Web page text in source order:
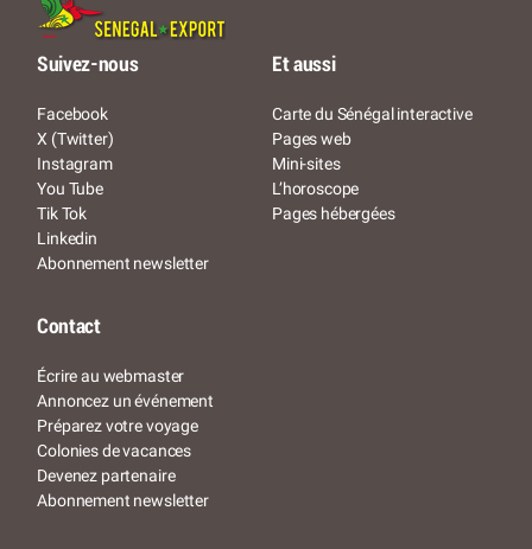
Suivez-nous
Facebook
X (Twitter)
Instagram
You Tube
Tik Tok
Linkedin
Abonnement newsletter
Et aussi
Carte du Sénégal interactive
Pages web
Mini-sites
L’horoscope
Pages hébergées
Contact
Écrire au webmaster
Annoncez un événement
Préparez votre voyage
Colonies de vacances
Devenez partenaire
Abonnement newsletter